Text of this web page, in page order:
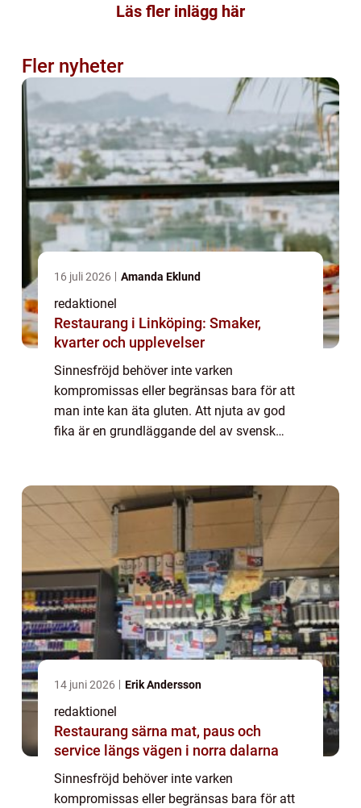
Läs fler inlägg här
Fler nyheter
16 juli 2026 Amanda Eklund
redaktionel
Restaurang i Linköping: Smaker,
kvarter och upplevelser
Sinnesfröjd behöver inte varken
kompromissas eller begränsas bara för att
man inte kan äta gluten. Att njuta av god
fika är en grundläggande del av svensk
alla att v...
14 juni 2026 Erik Andersson
redaktionel
Restaurang särna mat, paus och
service längs vägen i norra dalarna
Sinnesfröjd behöver inte varken
kompromissas eller begränsas bara för att